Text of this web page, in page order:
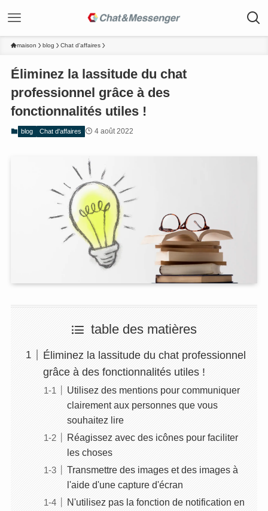
maison blog Chat d'affaires
Éliminez la lassitude du chat
professionnel grâce à des
fonctionnalités utiles !
blog Chat d'affaires 4 août 2022
table des matières
Éliminez la lassitude du chat professionnel
grâce à des fonctionnalités utiles !
Utilisez des mentions pour communiquer
clairement aux personnes que vous
souhaitez lire
Réagissez avec des icônes pour faciliter
les choses
Transmettre des images et des images à
l'aide d'une capture d'écran
N'utilisez pas la fonction de notification en